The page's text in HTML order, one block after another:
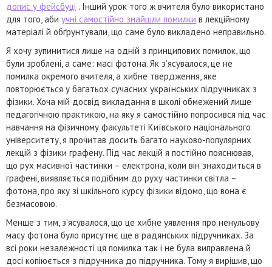
допис у фейсбуці . Інший урок того ж вчителя було використано
для того, аби учні самостійно знайшли помилки в лекційному
матеріалі й обґрунтували, що саме було викладено неправильно.
Я хочу зупинитися лише на одній з принципових помилок, що
були зроблені, а саме: масі фотона. Як з’ясувалося, це не
помилка окремого вчителя, а хибне твердження, яке
повторюється у багатьох сучасних українських підручниках з
фізики. Хоча мій досвід викладання в школі обмежений лише
педагогічною практикою, на яку я самостійно попросився під час
навчання на фізичному факультеті Київського національного
університету, я прочитав досить багато науково-популярних
лекцій з фізики графену. Під час лекцій я постійно пояснював,
що рух масивної частинки – електрона, коли він знаходиться в
графені, виявляється подібним до руху частинки світла –
фотона, про яку зі шкільного курсу фізики відомо, що вона є
безмасовою.
Менше з тим, з’ясувалося, що це хибне уявлення про ненульову
масу фотона було присутнє ще в радянських підручниках. За
всі роки незалежності ця помилка так і не була виправлена й
досі копіюється з підручника до підручника. Тому я вирішив, що